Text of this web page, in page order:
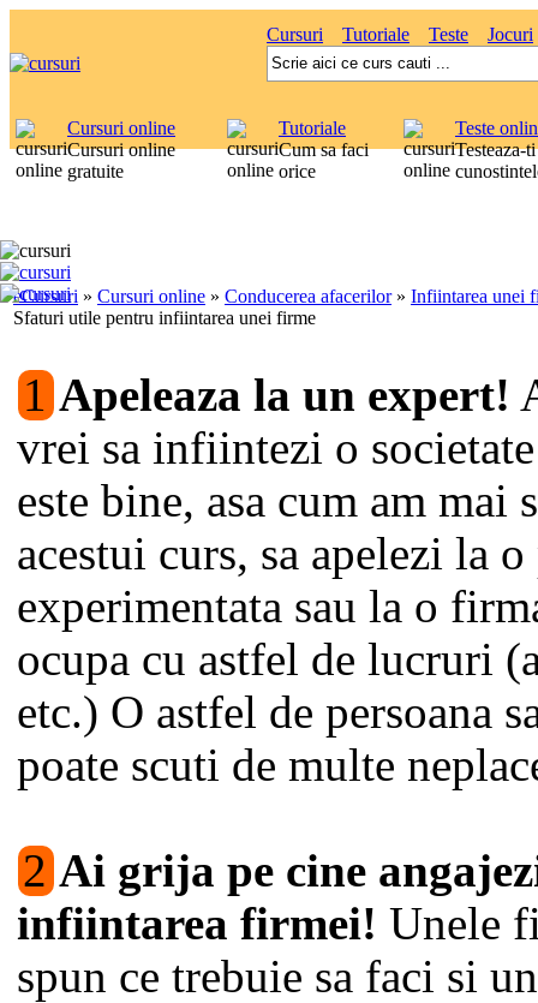
Cursuri Tutoriale Teste Jocuri
Cursuri online
Cursuri online
gratuite
Tutoriale
Cum sa faci
orice
Teste
Testeaza-ti
eCursuri » Cursuri online » Conducerea afacerilor» Infiintarea unei
Sfaturi utile pentru infiintarea unei firme
1 Apeleaza la un expert!
vrei sa infiintezi o
este bine, asa cum am mai
acestui curs, sa apelezi la o
experimentata sau la o
ocupa cu astfel de lucruri
etc.) O astfel de persoana
poate scuti de multe
2 Ai grija pe cine
infiintarea firmei! Unele
spun ce trebuie sa faci si